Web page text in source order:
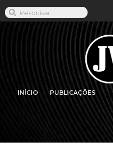
INÍCIO PUBLICAÇÕES